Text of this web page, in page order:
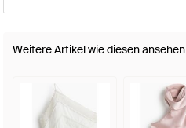
Weitere Artikel wie diesen ansehen